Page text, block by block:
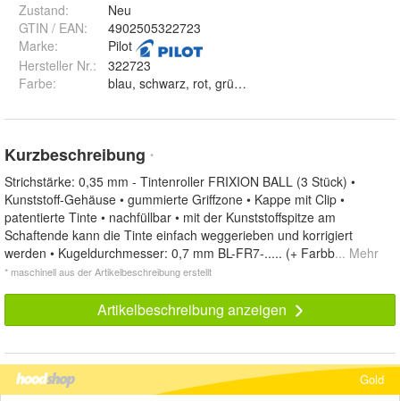
Zustand:
Neu
GTIN / EAN:
4902505322723
Marke:
Pilot
Hersteller Nr.:
322723
Farbe:
Kurzbeschreibung *
Strichstärke: 0,35 mm - Tintenroller FRIXION BALL (3 Stück) •
Kunststoff-Gehäuse • gummierte Griffzone • Kappe mit Clip •
patentierte Tinte • nachfüllbar • mit der Kunststoffspitze am
Schaftende kann die Tinte einfach weggerieben und korrigiert
werden • Kugeldurchmesser: 0,7 mm BL-FR7-..... (+ Farbb... Mehr
* maschinell aus der Artikelbeschreibung erstellt
Artikelbeschreibung anzeigen
Gold